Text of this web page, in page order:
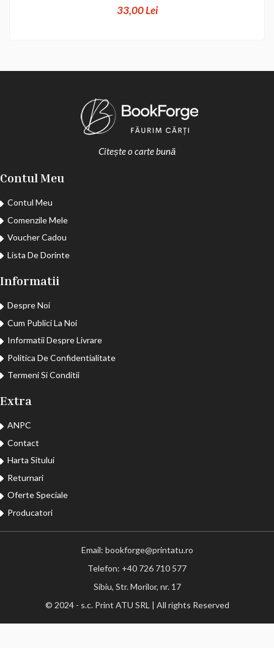
33,00 Lei
Citește o carte bună
Contul Meu
Contul Meu
Comenzile Mele
Voucher Cadou
Lista De Dorinte
Informatii
Despre Noi
Cum Publici La Noi
Informatii Despre Livrare
Politica De Confidentialitate
Termeni Si Conditii
Extra
ANPC
Contact
Harta Sitului
Returnari
Oferte Speciale
Producatori
Email: bookforge@printatu.ro
Telefon: +40 726 710 577
Sibiu, Str. Morilor, nr. 17
© 2024 - s.c. Print ATU SRL | All rights Reserved